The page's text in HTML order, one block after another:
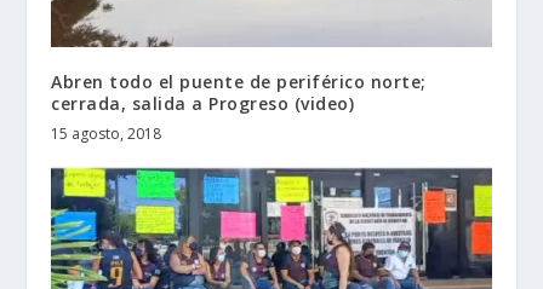
Abren todo el puente de periférico norte;
cerrada, salida a Progreso (video)
15 agosto, 2018